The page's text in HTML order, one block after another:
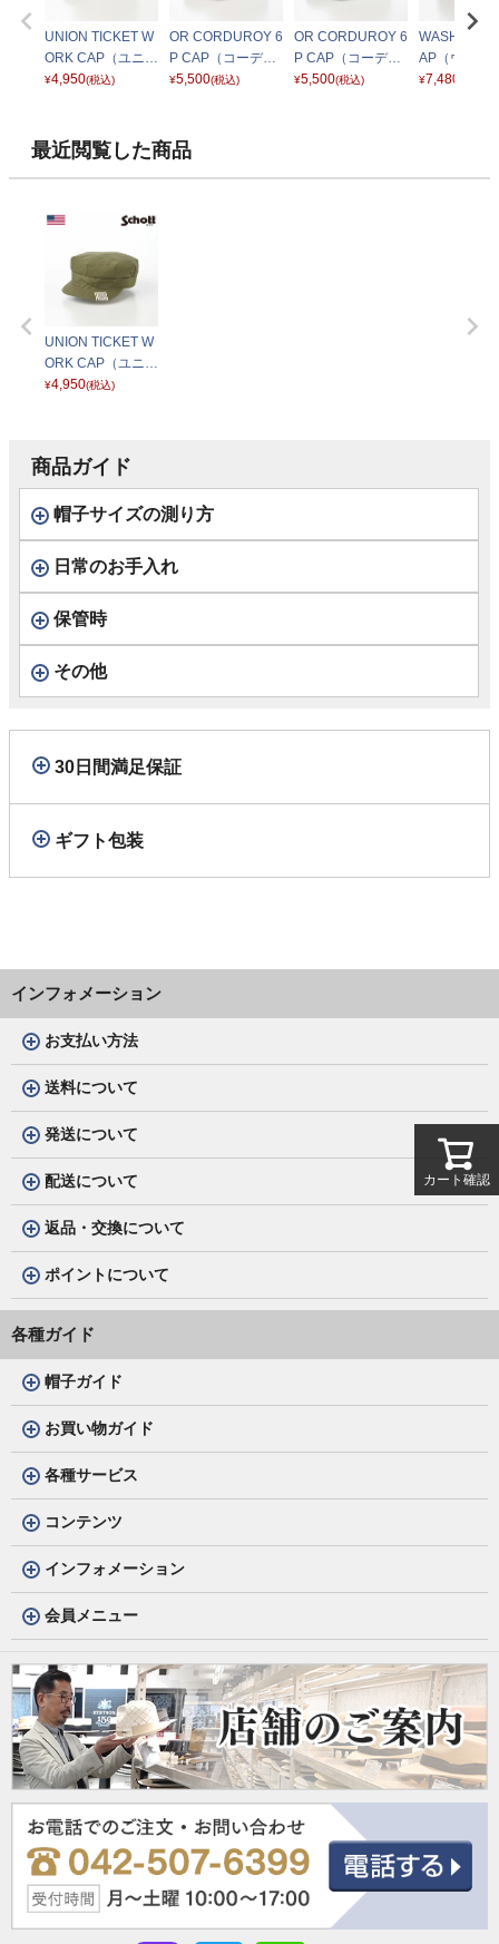
UNION TICKET W
ORK CAP（ユニオ
ンチケットワーク
¥4,950(税込)
OR CORDUROY 6
P CAP（コーデュ
ロイキャップ） ブ
¥5,500(税込)
OR CORDUROY 6
P CAP（コーデュ
ロイキャップ） グ
¥5,500(税込)
WASHED
AP（ウォッ
ロゴ キャッ
¥7,480
最近閲覧した商品
UNION TICKET W
ORK CAP（ユニオ
ンチケットワーク
¥4,950(税込)
商品ガイド
帽子サイズの測り方
日常のお手入れ
保管時
その他
30日間満足保証
ギフト包装
インフォメーション
お支払い方法
送料について
発送について
配送について
返品・交換について
ポイントについて
各種ガイド
帽子ガイド
お買い物ガイド
各種サービス
コンテンツ
インフォメーション
会員メニュー
カート確認